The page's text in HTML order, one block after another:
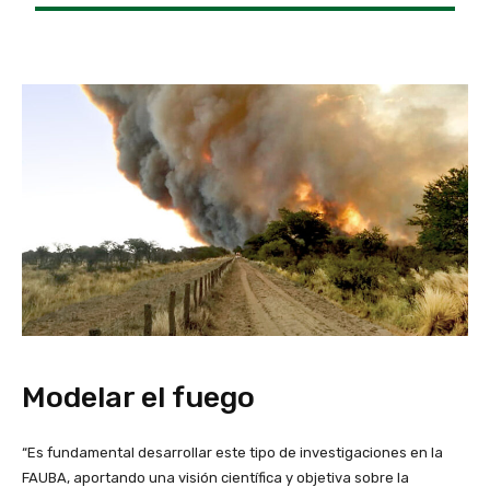
Modelar el fuego
“Es fundamental desarrollar este tipo de investigaciones en la
FAUBA, aportando una visión científica y objetiva sobre la